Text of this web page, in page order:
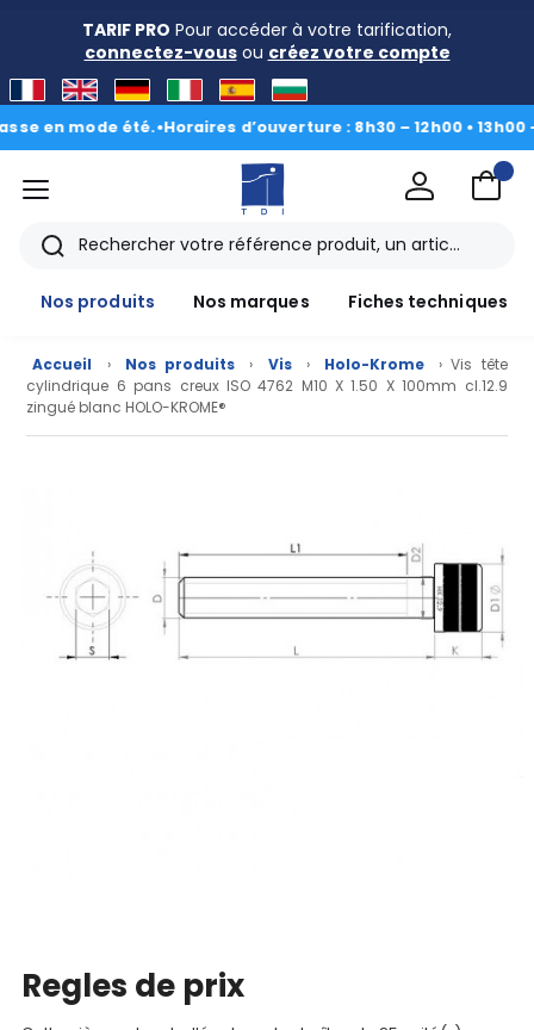
TARIF PRO Pour accéder à votre tarification,
connectez-vousou créez votre compte
mode été.•Horaires d’ouverture : 8h30 – 12h00 • 13h00 -
Nos
Documentations
menu
Rechercher
Nos produits
Nos marques Fiches techniques
Accueil › Nos produits › Vis › Holo-Krome
› Vis tête
cylindrique 6 pans creux ISO 4762 M10 X 1.50 X 100mm cl.12.9
zingué blanc HOLO-KROME®
Regles de prix